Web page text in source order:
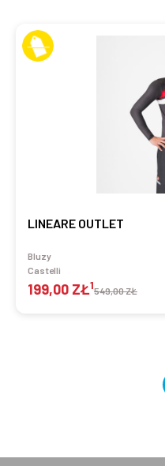
LINEARE OUTLET
Bluzy
Castelli
199,00 ZŁ1549,00 ZŁ